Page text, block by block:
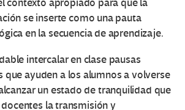
contexto apropiado para que la
se inserte como una pauta
en la secuencia de aprendizaje.
intercalar en clase pausas
que ayuden a los alumnos a volverse
un estado de tranquilidad que
la transmisión y